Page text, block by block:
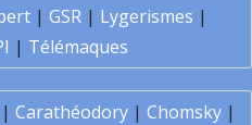
| GSR| Lygerismes |
| Télémaques
| Carathéodory| Chomsky|